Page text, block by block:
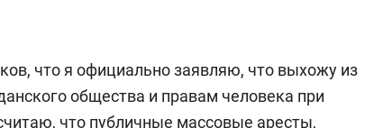
что я официально заявляю, что выхожу из
общества и правам человека при
что публичные массовые аресты,